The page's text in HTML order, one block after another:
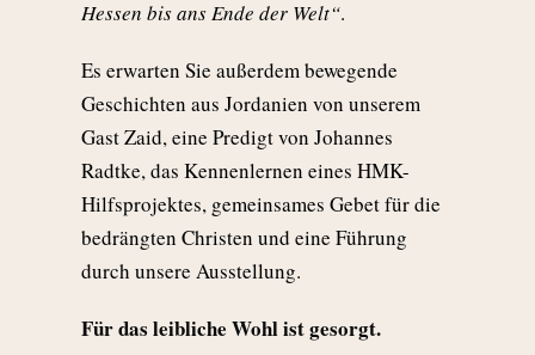
Hessen bis ans Ende der Welt“.
Es erwarten Sie außerdem bewegende
Geschichten aus Jordanien von unserem
Gast Zaid, eine Predigt von Johannes
Radtke, das Kennenlernen eines HMK-
Hilfsprojektes, gemeinsames Gebet für die
bedrängten Christen und eine Führung
durch unsere Ausstellung.
Für das leibliche Wohl ist gesorgt.